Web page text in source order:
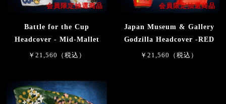
会員限定抽選商品
Battle for the Cup
Headcover - Mid-Mallet
￥21,560（税込）
会員限定抽選商品
Japan Museum & Gallery
Godzilla Headcover -RED
￥21,560（税込）